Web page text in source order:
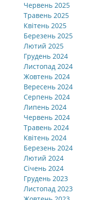
Червень 2025
Травень 2025
Квітень 2025
Березень 2025
Лютий 2025
Грудень 2024
Листопад 2024
Жовтень 2024
Вересень 2024
Серпень 2024
Липень 2024
Червень 2024
Травень 2024
Квітень 2024
Березень 2024
Лютий 2024
Січень 2024
Грудень 2023
Листопад 2023